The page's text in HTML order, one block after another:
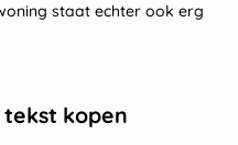
staat echter ook erg
kopen